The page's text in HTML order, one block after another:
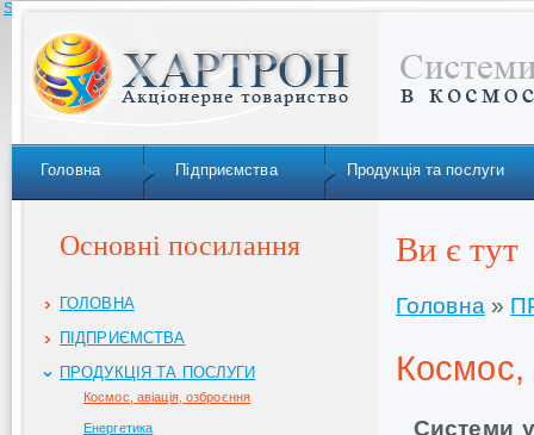
Skip to navigation
Головна Підприємства Продукція та послуги
Основні посилання
ГОЛОВНА
ПІДПРИЄМСТВА
ПРОДУКЦІЯ ТА ПОСЛУГИ
Космос, авіація, озброєння
Енергетика
Ви є тут
Головна »
Космос,
Системи